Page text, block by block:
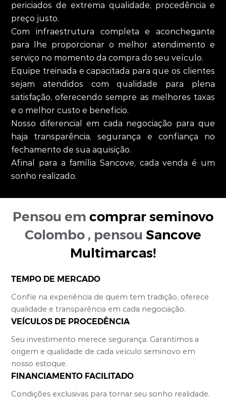
periciados de extrema qualidade, procedência e
preço justo.
Com infraestrutura completa e aconchegante
para lhe proporcionar o melhor atendimento e
serviço no momento da compra do seu veículo.
Equipe treinada e capacitada para que os clientes
sejam atendidos com qualidade para plena
satisfação, oferecendo sempre as melhores taxas
e o melhor custo e beneficio.
Nosso diferencial em cada negociação para que
haja transparência, segurança e confiança no
fechamento de sua aquisição.
Afinal para a família Sancove, cada venda é um
sonho realizado.
Pensou em comprar seminovo
Colombo , pensou Sancove
Multimarcas!
TEMPO DE MERCADO
Confie na experiência de quem tem tradição, oferece
qualidade e transparência em cada negociação.
VEÍCULOS DE PROCEDÊNCIA
Seu investimento merece segurança. Garantimos a
origem e qualidade de cada veículo seminovo em
nosso estoque.
FINANCIAMENTO FACILITADO
Condições exclusivas para tornar seu sonho realidade.